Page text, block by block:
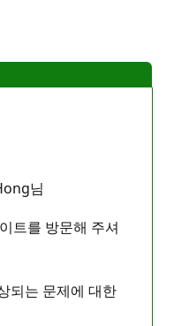
님
트를 방문해 주셔
되는 문제에 대한